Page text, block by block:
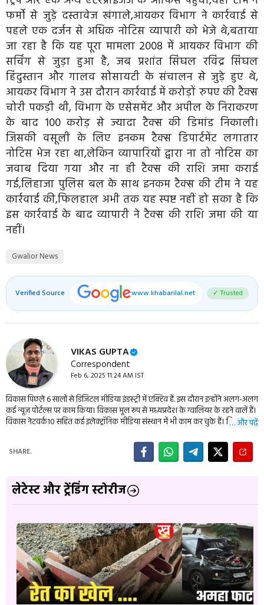
फर्मो से जुड़े दस्तावेज खंगाले,आयकर विभाग ने कार्रवाई से
पहले एक दर्जन से अधिक नोटिस व्यापारी को भेजे थे,बताया
जा रहा है कि यह पूरा मामला 2008 में आयकर विभाग की
सर्चिंग से जुड़ा हुआ है, जब प्रशांत सिंघल रविंद्र सिंघल
हिंदुस्तान और गालव सोसायटी के संचालन से जुड़े हुए थे,
आयकर विभाग ने उस दौरान कार्रवाई में करोड़ों रुपए की टैक्स
चोरी पकड़ी थी, विभाग के एसेसमेंट और अपील के निराकरण
के बाद 100 करोड़ से ज्यादा टैक्स की डिमांड निकाली।
जिसकी वसूली के लिए इनकम टैक्स डिपार्टमेंट लगातार
नोटिस भेज रहा था,लेकिन व्यापारियों द्वारा ना तो नोटिस का
जवाब दिया गया और ना ही टैक्स की राशि जमा कराई
गई,लिहाजा पुलिस बल के साथ इनकम टैक्स की टीम ने यह
कार्रवाई की,फिलहाल अभी तक यह स्पष्ट नहीं हो सका है कि
इस कार्रवाई के बाद व्यापारी ने टैक्स की राशि जमा की या
नहीं।
Gwalior News
Verified Source www.khabarilal.net ✓ Trusted
VIKAS GUPTA
Correspondent
Feb 6, 2025 11:24 AM IST
विकास पिछले 6 सालों से डिजिटल मीडिया इंडस्ट्री में एक्टिव हैं. इस दौरान इन्होंने अलग-अलग
कई न्यूज़ पोर्टल्स पर काम किया। विकास मूल रूप से मध्यप्रदेश के ग्वालियर के रहने वालें हैं।
विकास नेटवर्क10 सहित कई इलेक्ट्रॉनिक मीडिया संस्थान में भी काम कर चुके हैं। विकास की
इन्हें किताबें पढ़ने और यात्रा करना काफी पसंद हैं।
… और पढ़ें
SHARE.
लेटेस्ट और ट्रेंडिंग स्टोरीज